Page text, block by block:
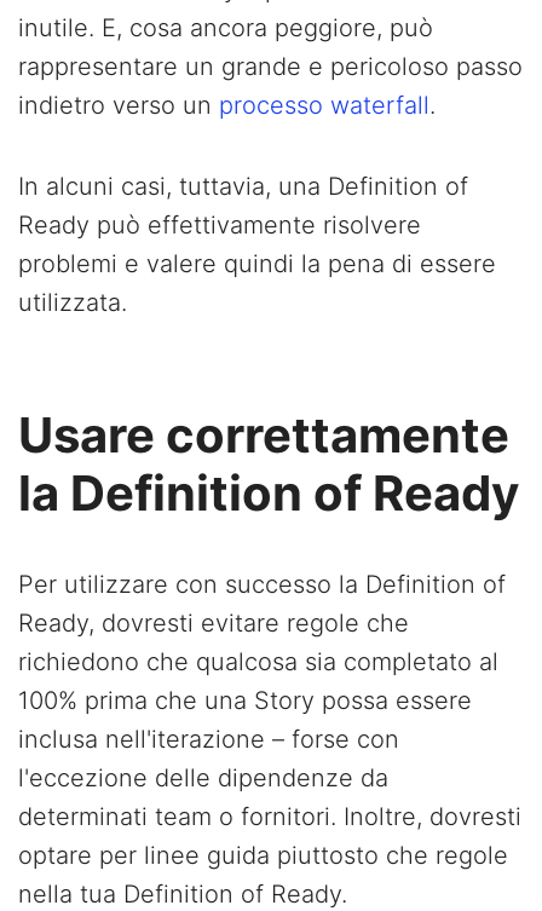
inutile. E, cosa ancora peggiore, può
rappresentare un grande e pericoloso passo
indietro verso un processo waterfall.
In alcuni casi, tuttavia, una Definition of
Ready può effettivamente risolvere
problemi e valere quindi la pena di essere
utilizzata.
Usare correttamente
la Definition of Ready
Per utilizzare con successo la Definition of
Ready, dovresti evitare regole che
richiedono che qualcosa sia completato al
100% prima che una Story possa essere
inclusa nell'iterazione – forse con
l'eccezione delle dipendenze da
determinati team o fornitori. Inoltre, dovresti
optare per linee guida piuttosto che regole
nella tua Definition of Ready.